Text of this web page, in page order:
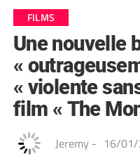
FILMS
Une nouvelle
«
« violente
film « The
Jeremy - 16/